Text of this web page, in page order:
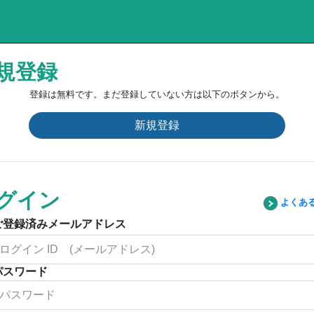
登録
登録は無料です。まだ登録していない方は以下のボタンから。
新規登録
イン よくあ
登録済みメールアドレス
スワード